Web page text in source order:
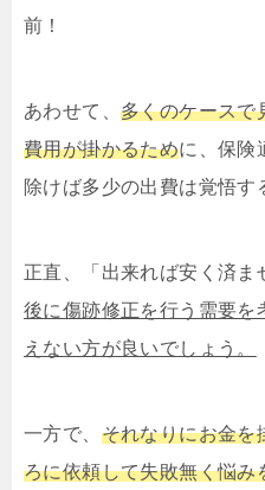
前！
あわせて、 多くのケースで
費用が掛かるために、保険
除けば多少の出費は覚悟す
正直、「出来れば安く済ま
後に傷跡修正を行う需要を
えない方が良いでしょう。
一方で、 それなりにお金を
ろに依頼して失敗無く悩み